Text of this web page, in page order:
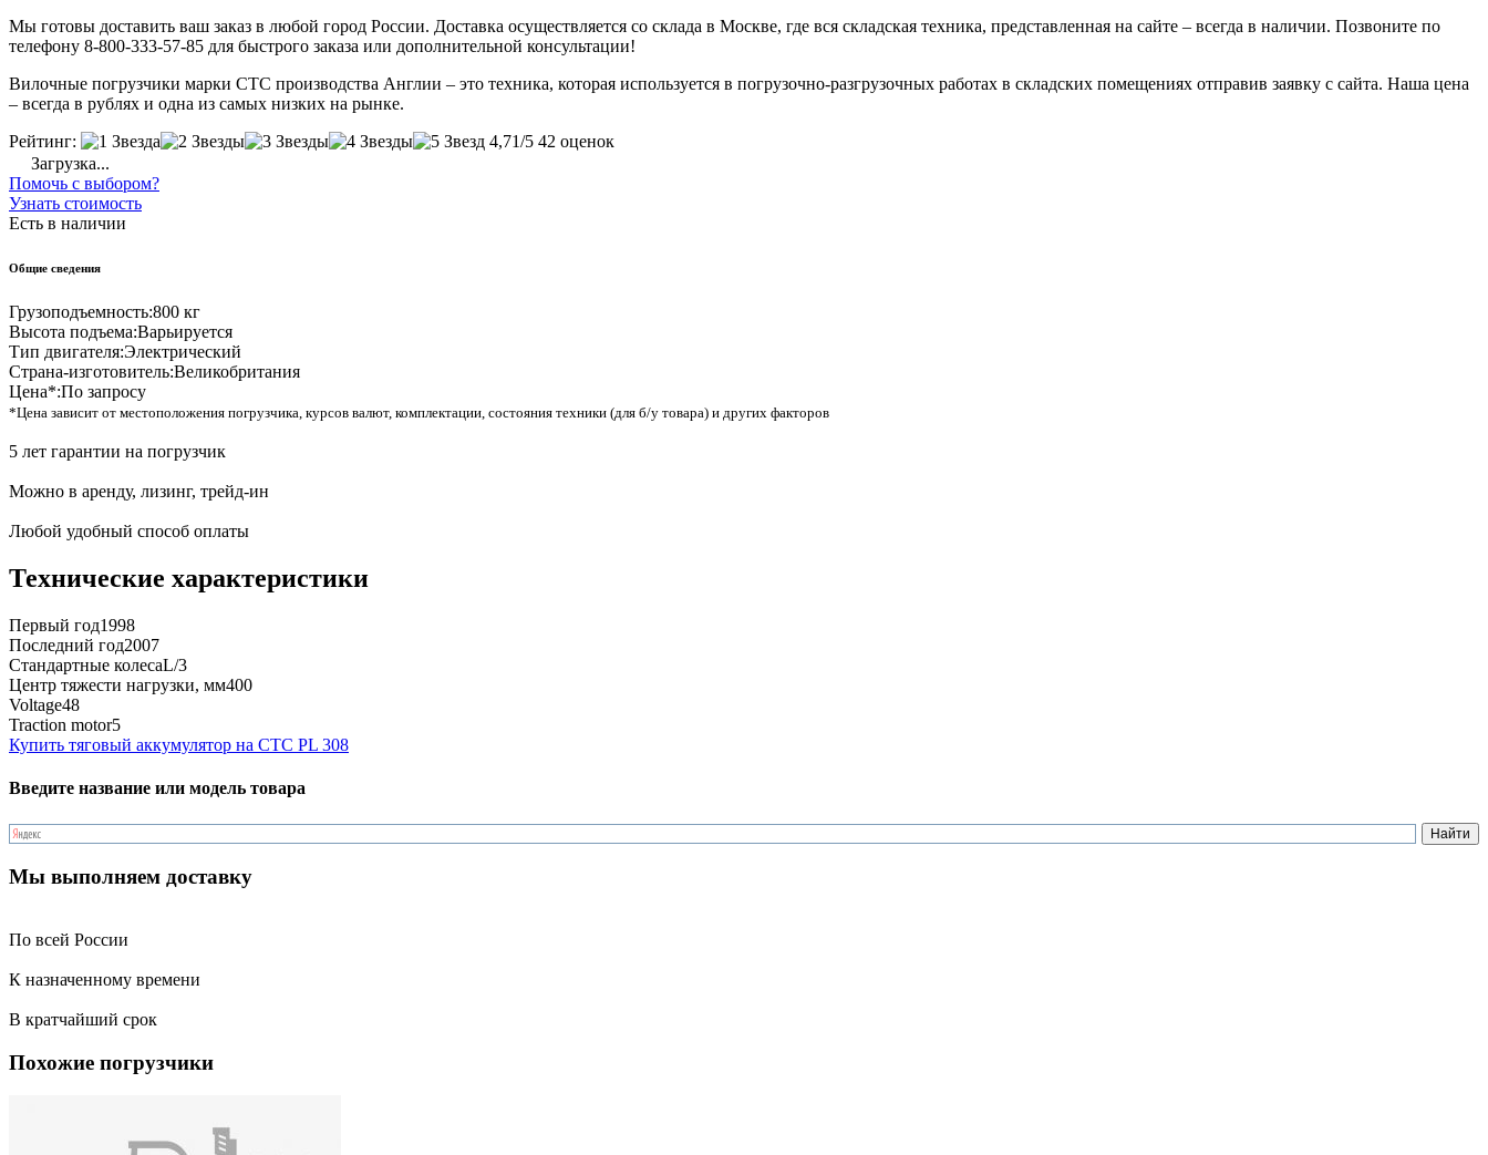
Мы готовы доставить ваш заказ в любой город России. Доставка осуществляется со склада в Москве, где вся складская техника, представленная на сайте – всегда в наличии. Позвоните по
телефону 8-800-333-57-85 для быстрого заказа или дополнительной консультации!
Вилочные погрузчики марки CTC производства Англии – это техника, которая используется в погрузочно-разгрузочных работах в складских помещениях отправив заявку с сайта. Наша цена
– всегда в рублях и одна из самых низких на рынке.
Рейтинг:
4,71/5 42 оценок
Загрузка...
Помочь с выбором?
Узнать стоимость
Есть в наличии
Общие сведения
Грузоподъемность:800 кг
Высота подъема:Варьируется
Тип двигателя:Электрический
Страна-изготовитель:Великобритания
Цена*:По запросу
*Цена зависит от местоположения погрузчика, курсов валют, комплектации, состояния техники (для б/у товара) и других факторов
5 лет гарантии на погрузчик
Можно в аренду, лизинг, трейд-ин
Любой удобный способ оплаты
Технические характеристики
Первый год1998
Последний год2007
Стандартные колесаL/3
Центр тяжести нагрузки, мм400
Voltage48
Traction motor5
Купить тяговый аккумулятор на CTC PL 308
Введите название или модель товара
Мы выполняем доставку
По всей России
К назначенному времени
В кратчайший срок
Похожие погрузчики